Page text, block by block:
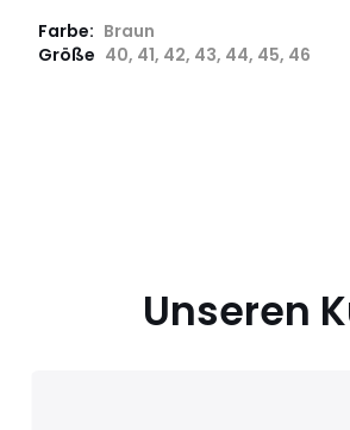
Farbe: Braun
Größe 40, 41, 42, 43, 44, 45, 46
Unseren